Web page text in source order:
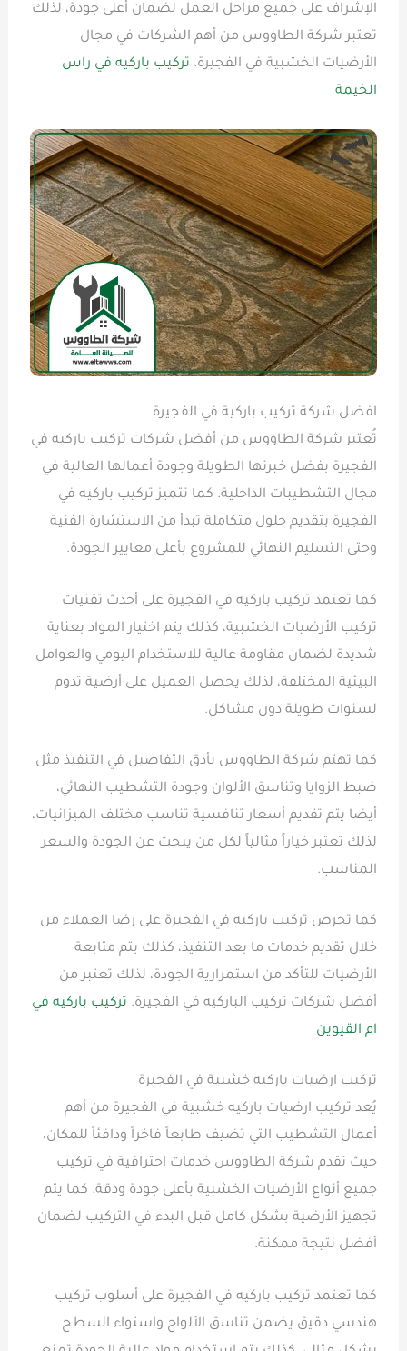
الإشراف على جميع مراحل العمل لضمان أعلى جودة، لذلك
تعتبر شركة الطاووس من أهم الشركات في مجال
الأرضيات الخشبية في الفجيرة. تركيب باركيه في راس
الخيمة
افضل شركة تركيب باركية في الفجيرة
تُعتبر شركة الطاووس من أفضل شركات تركيب باركيه في
الفجيرة بفضل خبرتها الطويلة وجودة أعمالها العالية في
مجال التشطيبات الداخلية. كما تتميز تركيب باركيه في
الفجيرة بتقديم حلول متكاملة تبدأ من الاستشارة الفنية
وحتى التسليم النهائي للمشروع بأعلى معايير الجودة.
كما تعتمد تركيب باركيه في الفجيرة على أحدث تقنيات
تركيب الأرضيات الخشبية، كذلك يتم اختيار المواد بعناية
شديدة لضمان مقاومة عالية للاستخدام اليومي والعوامل
البيئية المختلفة، لذلك يحصل العميل على أرضية تدوم
لسنوات طويلة دون مشاكل.
كما تهتم شركة الطاووس بأدق التفاصيل في التنفيذ مثل
ضبط الزوايا وتناسق الألوان وجودة التشطيب النهائي،
أيضا يتم تقديم أسعار تنافسية تناسب مختلف الميزانيات،
لذلك تعتبر خياراً مثالياً لكل من يبحث عن الجودة والسعر
المناسب.
كما تحرص تركيب باركيه في الفجيرة على رضا العملاء من
خلال تقديم خدمات ما بعد التنفيذ، كذلك يتم متابعة
الأرضيات للتأكد من استمرارية الجودة، لذلك تعتبر من
أفضل شركات تركيب الباركيه في الفجيرة. تركيب باركيه في
ام القيوين
تركيب ارضيات باركيه خشبية في الفجيرة
يُعد تركيب ارضيات باركيه خشبية في الفجيرة من أهم
أعمال التشطيب التي تضيف طابعاً فاخراً ودافئاً للمكان،
حيث تقدم شركة الطاووس خدمات احترافية في تركيب
جميع أنواع الأرضيات الخشبية بأعلى جودة ودقة. كما يتم
تجهيز الأرضية بشكل كامل قبل البدء في التركيب لضمان
أفضل نتيجة ممكنة.
كما تعتمد تركيب باركيه في الفجيرة على أسلوب تركيب
هندسي دقيق يضمن تناسق الألواح واستواء السطح